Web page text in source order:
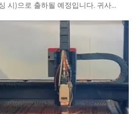
시)으로 출하될 예정입니다. 귀사의
현을 위한 핵심적인 한 걸음입니다!
을 이뤄내고, …